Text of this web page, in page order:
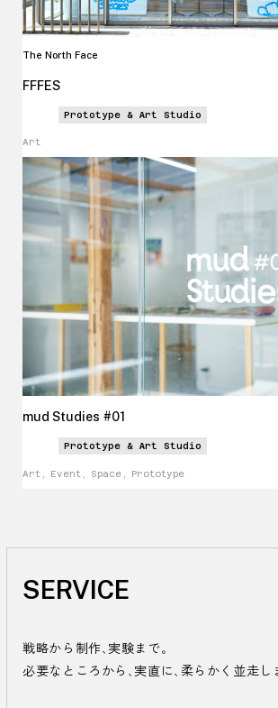
The North Face
FFFES
Prototype & Art Studio
Art
mud Studies #01
Prototype & Art Studio
Art, Event, Space, Prototype
SERVICE
戦略から制作、実験まで。
必要なところから、実直に、柔らかく並走し